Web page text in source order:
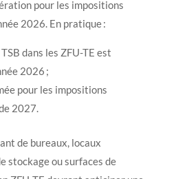
pour les impositions
2026. En pratique :
dans les ZFU-TE est
2026 ;
pour les impositions
2027.
de bureaux, locaux
stockage ou surfaces de